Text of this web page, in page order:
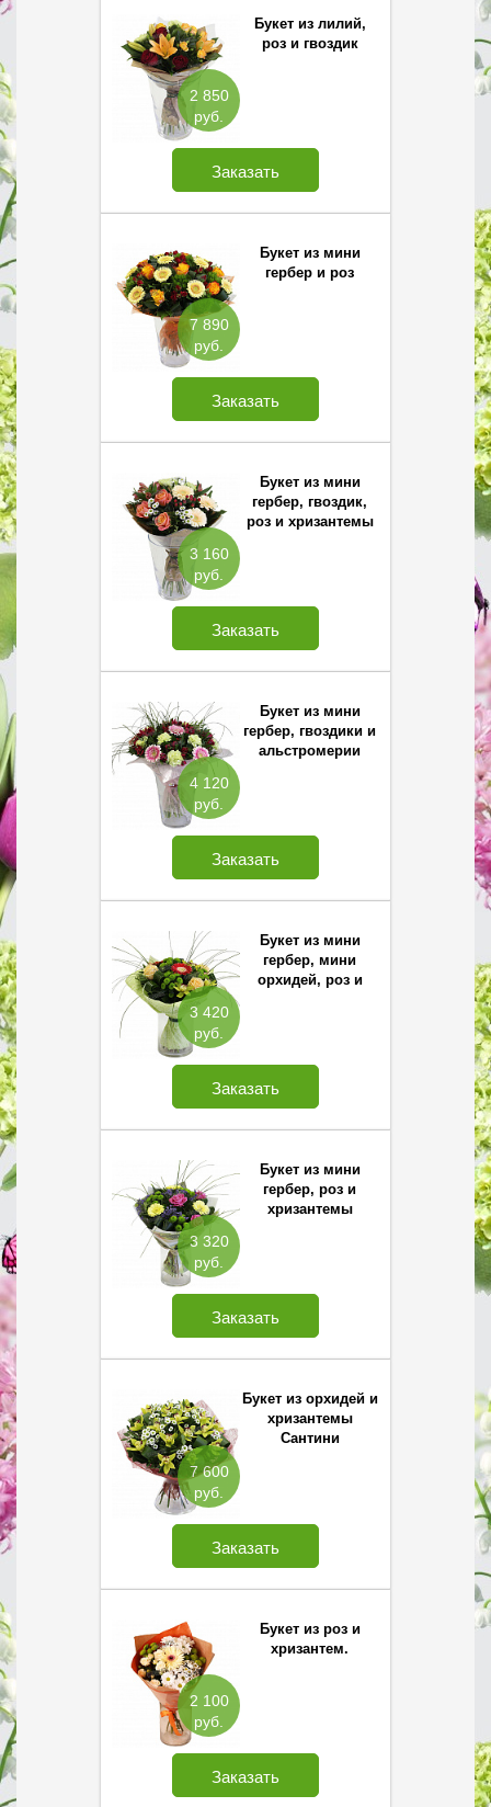
2 850
руб.
Букет из лилий,
роз и гвоздик
Заказать
7 890
руб.
Букет из мини
гербер и роз
Заказать
3 160
руб.
Букет из мини
гербер, гвоздик,
роз и хризантемы
Заказать
4 120
руб.
Букет из мини
гербер, гвоздики и
альстромерии
Заказать
3 420
руб.
Букет из мини
гербер, мини
орхидей, роз и
Заказать
3 320
руб.
Букет из мини
гербер, роз и
хризантемы
Заказать
7 600
руб.
Букет из орхидей и
хризантемы
Сантини
Заказать
2 100
руб.
Букет из роз и
хризантем.
Заказать